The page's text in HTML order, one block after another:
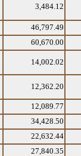
3,484.12
46,797.49
60,670.00
14,002.02
12,362.20
12,089.77
34,428.50
22,632.44
27,840.35